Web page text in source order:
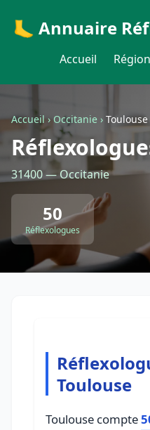
🦶 Annuaire
Accueil
Accueil›Occitanie › Toulouse
31400 — Occitanie
50
Réflexologues
Toulouse
Toulouse compte